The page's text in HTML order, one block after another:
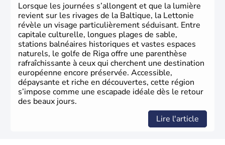
Lorsque les journées s’allongent et que la lumière
revient sur les rivages de la Baltique, la Lettonie
révèle un visage particulièrement séduisant. Entre
capitale culturelle, longues plages de sable,
stations balnéaires historiques et vastes espaces
naturels, le golfe de Riga offre une parenthèse
rafraîchissante à ceux qui cherchent une destination
européenne encore préservée. Accessible,
dépaysante et riche en découvertes, cette région
s’impose comme une escapade idéale dès le retour
des beaux jours.
Lire l'article